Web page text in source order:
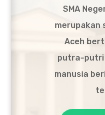
SMA
merupakan
Aceh
putra-putri
manusia